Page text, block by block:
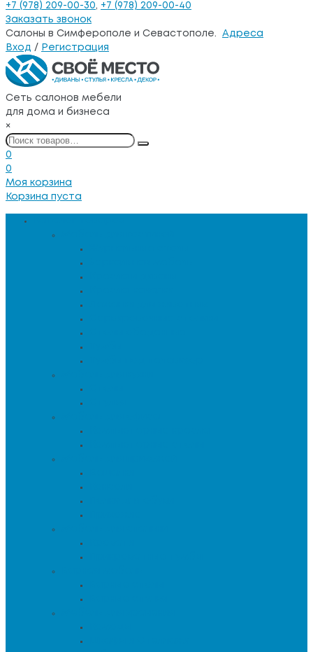
+7 (978) 209-00-30, +7 (978) 209-00-40
Заказать звонок
Салоны в Симферополе и Севастополе.
Адреса
Вход / Регистрация
Сеть салонов мебели
для дома и бизнеса
×
0
0
Моя корзина
Корзина пуста